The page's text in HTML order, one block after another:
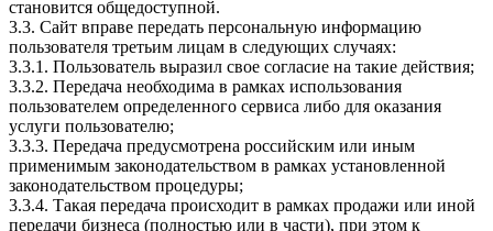
становится общедоступной.
3.3. Сайт вправе передать персональную информацию
пользователя третьим лицам в следующих случаях:
3.3.1. Пользователь выразил свое согласие на такие действия;
3.3.2. Передача необходима в рамках использования
пользователем определенного сервиса либо для оказания
услуги пользователю;
3.3.3. Передача предусмотрена российским или иным
применимым законодательством в рамках установленной
законодательством процедуры;
3.3.4. Такая передача происходит в рамках продажи или иной
передачи бизнеса (полностью или в части), при этом к